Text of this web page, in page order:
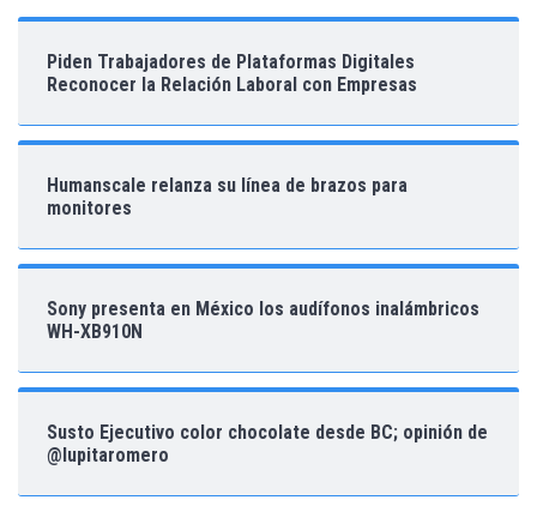
Piden Trabajadores de Plataformas Digitales
Reconocer la Relación Laboral con Empresas
Humanscale relanza su línea de brazos para
monitores
Sony presenta en México los audífonos inalámbricos
WH-XB910N
Susto Ejecutivo color chocolate desde BC; opinión de
@lupitaromero